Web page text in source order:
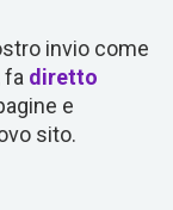
invio come
fa diretto
e
sito.